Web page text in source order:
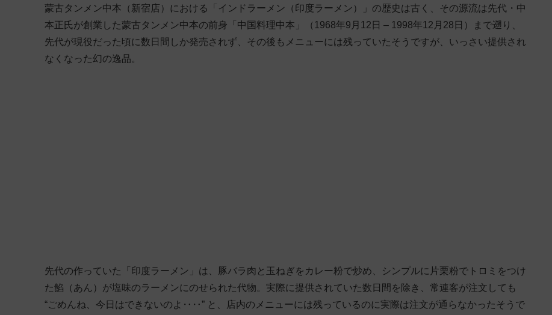
蒙古タンメン中本（新宿店）における「インドラーメン（印度ラーメン）」の歴史は古く、その源流は先代・中
本正氏が創業した蒙古タンメン中本の前身「中国料理中本」（1968年9月12日 – 1998年12月28日）まで遡り、
先代が現役だった頃に数日間しか発売されず、その後もメニューには残っていたそうですが、いっさい提供され
なくなった幻の逸品。
先代の作っていた「印度ラーメン」は、豚バラ肉と玉ねぎをカレー粉で炒め、シンプルに片栗粉でトロミをつけ
た餡（あん）が塩味のラーメンにのせられた代物。実際に提供されていた数日間を除き、常連客が注文しても
“ごめんね、今日はできないのよ‥‥” と、店内のメニューには残っているのに実際は注文が通らなかったそうで